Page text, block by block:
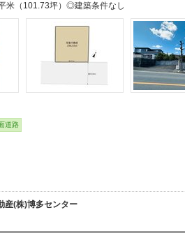
米（101.73坪）◎建築条件なし
道路
産(株)博多センター